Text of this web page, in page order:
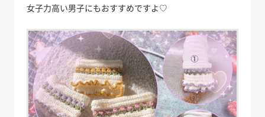
女子力高い男子にもおすすめですよ♡